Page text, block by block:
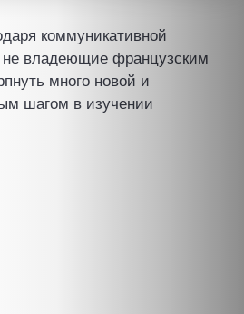
коммуникативной
не владеющие французским
много новой и
шагом в изучении